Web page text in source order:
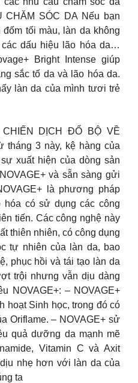
CHĂM SÓC DA Nếu bạn
tối màu, làn da không
dấu hiệu lão hóa da…
Bright Intense giúp
sắc tố da và lão hóa da.
làn da của mình tươi trẻ
CHIẾN DỊCH ĐỔ BỘ VỀ
tháng 3 này, kệ hàng của
xuất hiện của dòng sản
và sẵn sàng gửi
là phương pháp
có sử dụng các công
tiến. Các công nghệ này
thiên nhiên, có công dụng
tự nhiên của làn da, bao
phục hồi và tái tạo làn da
trội nhưng vẫn dịu dàng
NOVAGE+: – NOVAGE+
hoạt Sinh học, trong đó có
Oriflame. – NOVAGE+ sử
quả dưỡng da mạnh mẽ
Vitamin C và Axit
nhẹ hơn với làn da của
ta